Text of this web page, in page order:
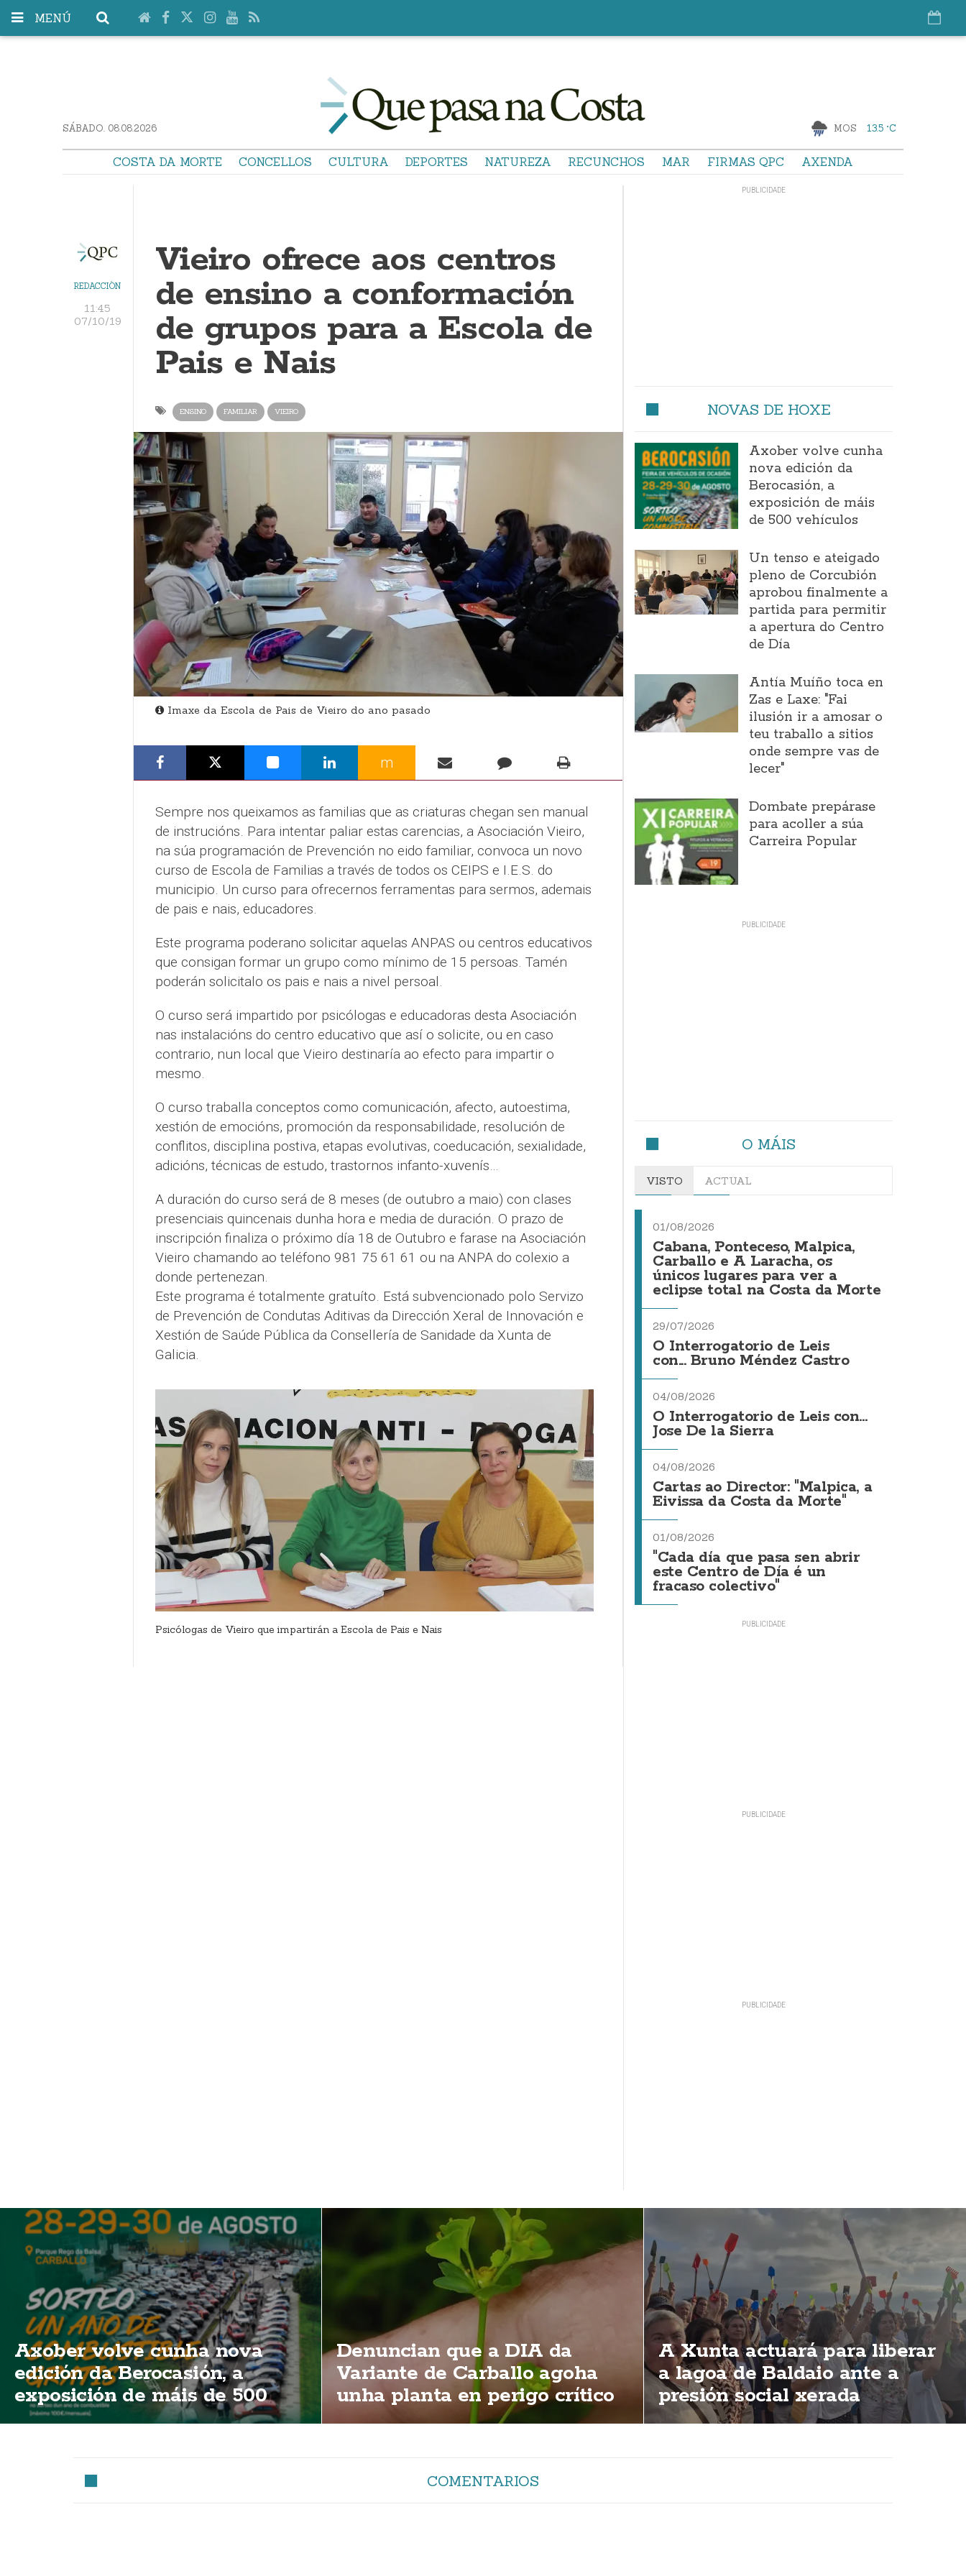
MENÚ
SÁBADO. 08.08.2026 MOS 13.5 °C
COSTA DA MORTE CONCELLOS CULTURA DEPORTES NATUREZA RECUNCHOS MAR FIRMAS QPC AXENDA
REDACCIÓN
11:45
07/10/19
Vieiro ofrece aos centros
de ensino a conformación
de grupos para a Escola de
Pais e Nais
ENSINO FAMILIAR VIEIRO
Imaxe da Escola de Pais de Vieiro do ano pasado
m
Sempre nos queixamos as familias que as criaturas chegan sen manual
de instrucións. Para intentar paliar estas carencias, a Asociación Vieiro,
na súa programación de Prevención no eido familiar, convoca un novo
curso de Escola de Familias a través de todos os CEIPS e I.E.S. do
municipio. Un curso para ofrecernos ferramentas para sermos, ademais
de pais e nais, educadores.
Este programa poderano solicitar aquelas ANPAS ou centros educativos
que consigan formar un grupo como mínimo de 15 persoas. Tamén
poderán solicitalo os pais e nais a nivel persoal.
O curso será impartido por psicólogas e educadoras desta Asociación
nas instalacións do centro educativo que así o solicite, ou en caso
contrario, nun local que Vieiro destinaría ao efecto para impartir o
mesmo.
O curso traballa conceptos como comunicación, afecto, autoestima,
xestión de emocións, promoción da responsabilidade, resolución de
conflitos, disciplina postiva, etapas evolutivas, coeducación, sexialidade,
adicións, técnicas de estudo, trastornos infanto-xuvenís…
A duración do curso será de 8 meses (de outubro a maio) con clases
presenciais quincenais dunha hora e media de duración. O prazo de
inscripción finaliza o próximo día 18 de Outubro e farase na Asociación
Vieiro chamando ao teléfono 981 75 61 61 ou na ANPA do colexio a
donde pertenezan.
Este programa é totalmente gratuíto. Está subvencionado polo Servizo
de Prevención de Condutas Aditivas da Dirección Xeral de Innovación e
Xestión de Saúde Pública da Consellería de Sanidade da Xunta de
Galicia.
Psicólogas de Vieiro que impartirán a Escola de Pais e Nais
NOVAS DE HOXE
Axober volve cunha
nova edición da
Berocasión, a
exposición de máis
de 500 vehículos
Un tenso e ateigado
pleno de Corcubión
aprobou finalmente a
partida para permitir
a apertura do Centro
de Día
Antía Muíño toca en
Zas e Laxe: "Fai
ilusión ir a amosar o
teu traballo a sitios
onde sempre vas de
lecer"
Dombate prepárase
para acoller a súa
Carreira Popular
O MÁIS
VISTO ACTUAL
01/08/2026
Cabana, Ponteceso, Malpica,
Carballo e A Laracha, os
únicos lugares para ver a
eclipse total na Costa da Morte
29/07/2026
O Interrogatorio de Leis
con... Bruno Méndez Castro
04/08/2026
O Interrogatorio de Leis con...
Jose De la Sierra
04/08/2026
Cartas ao Director: "Malpica, a
Eivissa da Costa da Morte"
01/08/2026
"Cada día que pasa sen abrir
este Centro de Día é un
fracaso colectivo"
Axober volve cunha nova
edición da Berocasión, a
exposición de máis de 500
vehículos
Denuncian que a DIA da
Variante de Carballo agoha
unha planta en perigo crítico
de extinción
A Xunta actuará para liberar
a lagoa de Baldaio ante a
presión social xerada
COMENTARIOS